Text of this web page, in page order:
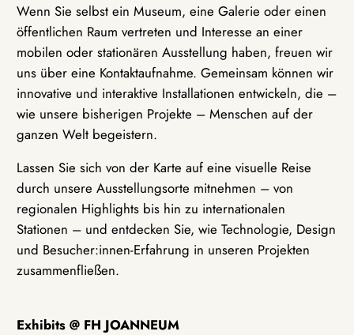
Wenn Sie selbst ein Museum, eine Galerie oder einen
öffentlichen Raum vertreten und Interesse an einer
mobilen oder stationären Ausstellung haben, freuen wir
uns über eine Kontaktaufnahme. Gemeinsam können wir
innovative und interaktive Installationen entwickeln, die –
wie unsere bisherigen Projekte – Menschen auf der
ganzen Welt begeistern.
Lassen Sie sich von der Karte auf eine visuelle Reise
durch unsere Ausstellungsorte mitnehmen – von
regionalen Highlights bis hin zu internationalen
Stationen – und entdecken Sie, wie Technologie, Design
und Besucher:innen-Erfahrung in unseren Projekten
zusammenfließen.
Exhibits @ FH JOANNEUM